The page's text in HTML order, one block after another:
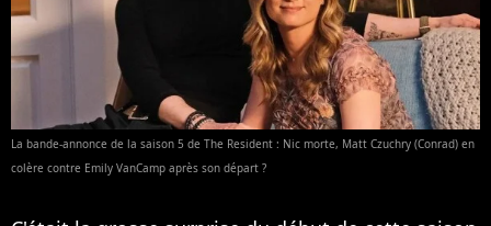
La bande-annonce de la saison 5 de The Resident : Nic morte, Matt Czuchry (Conrad) en
colère contre Emily VanCamp après son départ ?